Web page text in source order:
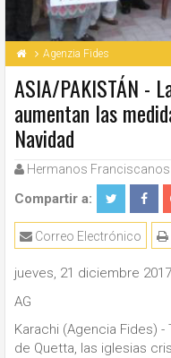
Agenzia Fides
ASIA/PAKISTÁN -
aumentan las
Navidad
Hermanos Franciscanos
Compartir a:
Correo Electrónico
jueves, 21 diciembre 2017
AG
Karachi (Agencia Fides)
de Quetta, las iglesias